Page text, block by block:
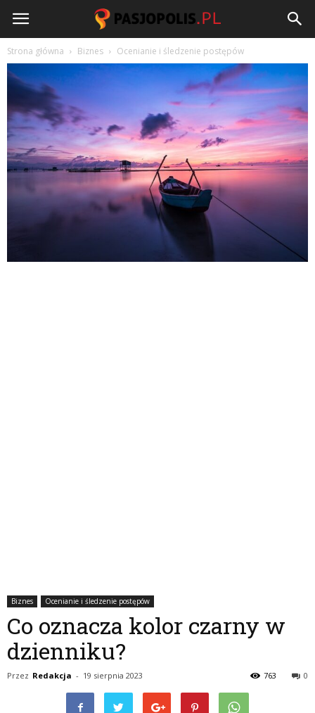
Pasjopolis.pl
Strona główna Biznes Ocenianie i śledzenie postępów
Biznes Ocenianie i śledzenie postępów
Co oznacza kolor czarny w
dzienniku?
Przez Redakcja - 19 sierpnia 2023 0
763